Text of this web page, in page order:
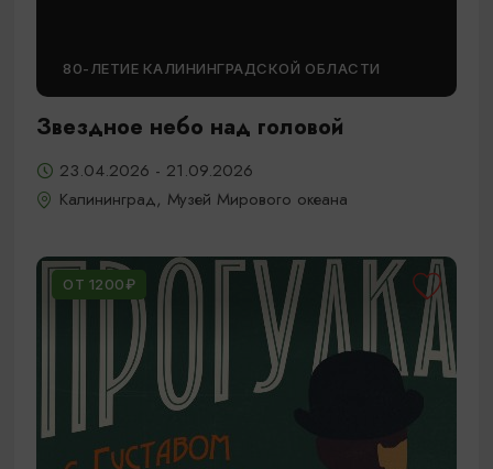
80-ЛЕТИЕ КАЛИНИНГРАДСКОЙ ОБЛАСТИ
Звездное небо над головой
23.04.2026 - 21.09.2026
Калининград, Музей Мирового океана
ОТ 1200₽